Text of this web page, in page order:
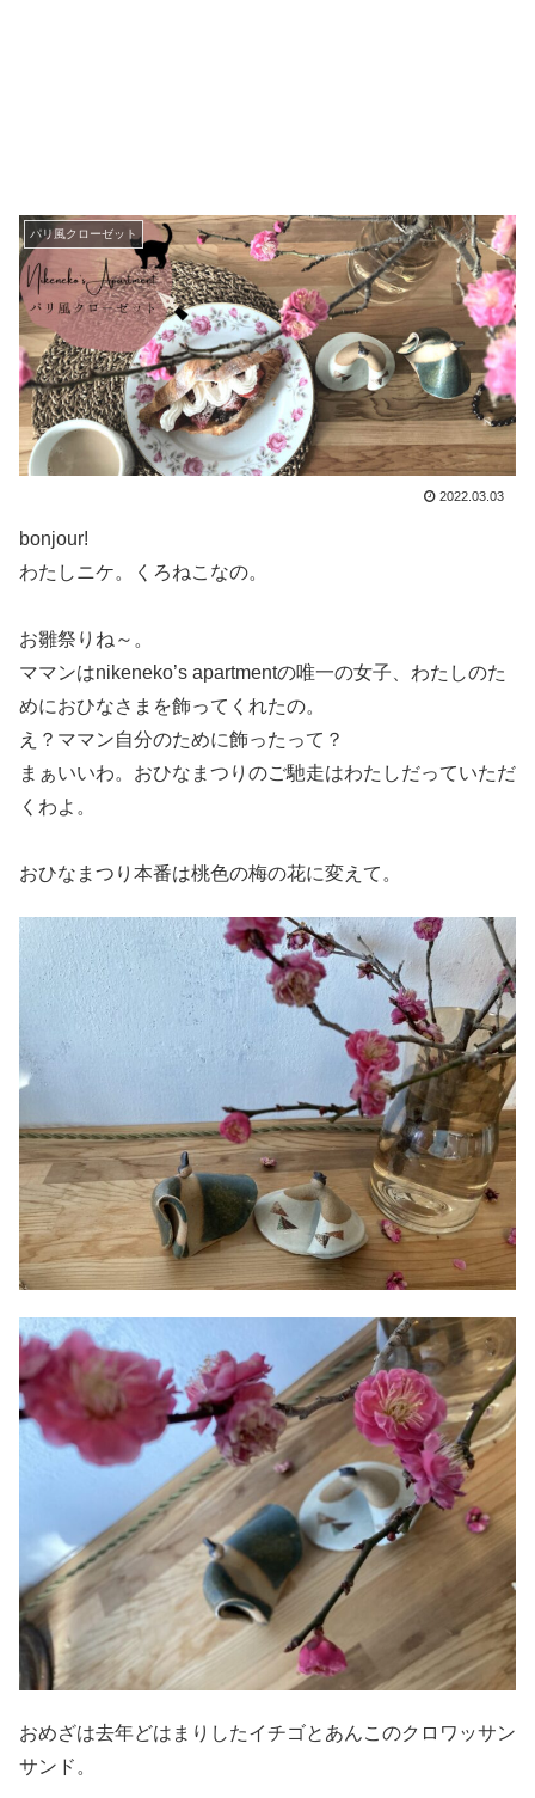
パリ風クローゼット
2022.03.03
bonjour!
わたしニケ。くろねこなの。
お雛祭りね～。
ママンはnikeneko’s apartmentの唯一の女子、わたしのた
めにおひなさまを飾ってくれたの。
え？ママン自分のために飾ったって？
まぁいいわ。おひなまつりのご馳走はわたしだっていただ
くわよ。
おひなまつり本番は桃色の梅の花に変えて。
おめざは去年どはまりしたイチゴとあんこのクロワッサン
サンド。